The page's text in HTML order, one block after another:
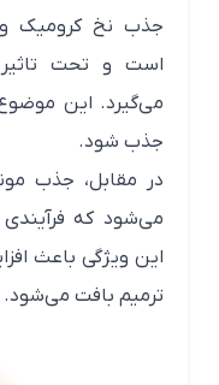
جذب نخ کرومیک
است و تحت تاثیر
می‌گیرد. این موضوع
جذب شود.
در مقابل، جذب
می‌شود که فرآیندی
این ویژگی باعث
ترمیم بافت می‌شود.